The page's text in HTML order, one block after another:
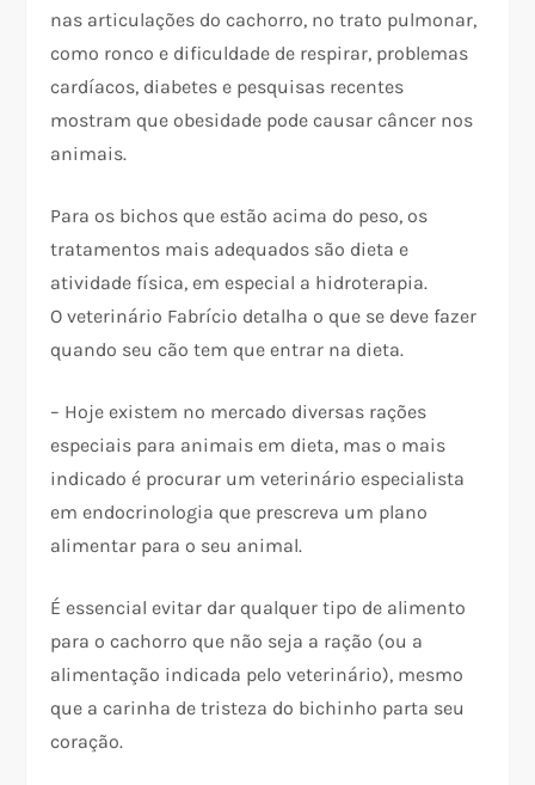
nas articulações do cachorro, no trato pulmonar,
como ronco e dificuldade de respirar, problemas
cardíacos, diabetes e pesquisas recentes
mostram que obesidade pode causar câncer nos
animais.
Para os bichos que estão acima do peso, os
tratamentos mais adequados são dieta e
atividade física, em especial a hidroterapia.
O veterinário Fabrício detalha o que se deve fazer
quando seu cão tem que entrar na dieta.
– Hoje existem no mercado diversas rações
especiais para animais em dieta, mas o mais
indicado é procurar um veterinário especialista
em endocrinologia que prescreva um plano
alimentar para o seu animal.
É essencial evitar dar qualquer tipo de alimento
para o cachorro que não seja a ração (ou a
alimentação indicada pelo veterinário), mesmo
que a carinha de tristeza do bichinho parta seu
coração.